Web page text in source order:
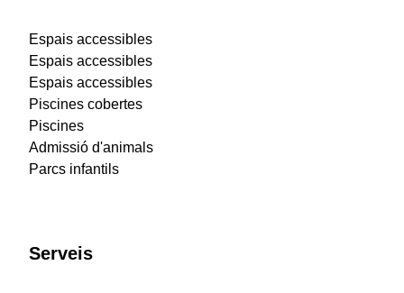
Espais accessibles
Espais accessibles
Espais accessibles
Piscines cobertes
Piscines
Admissió d'animals
Parcs infantils
Serveis